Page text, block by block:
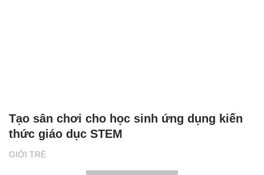
GIỚI TRẺ
Tạo sân chơi cho học sinh ứng dụng kiến
thức giáo dục STEM